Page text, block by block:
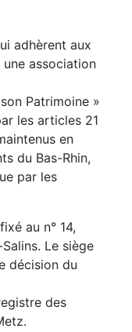
adhèrent aux
association
Patrimoine »
les articles 21
en
du Bas-Rhin,
par les
au n° 14,
Le siège
décision du
des